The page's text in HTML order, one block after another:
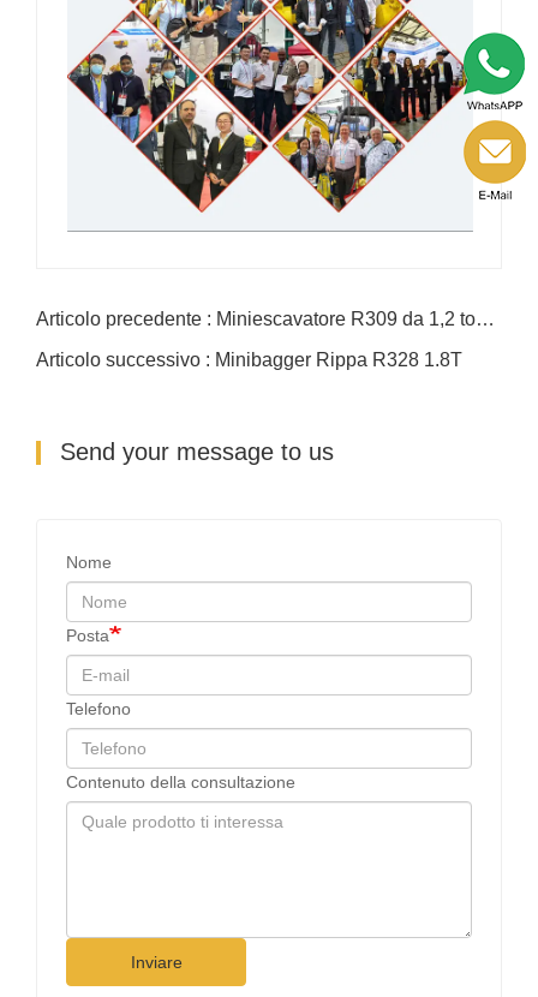
Articolo precedente : Miniescavatore R309 da 1,2 tonnellate
Articolo successivo : Minibagger Rippa R328 1.8T
Send your message to us
Nome
Posta
Telefono
Contenuto della consultazione
Inviare